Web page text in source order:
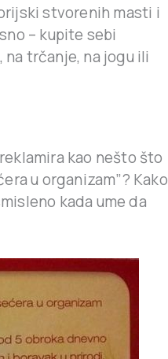
stvorenih masti i
– kupite sebi
trčanje, na jogu ili
kao nešto što
u organizam”? Kako
kada ume da